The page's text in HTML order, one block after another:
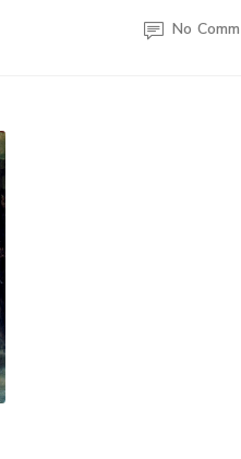
No